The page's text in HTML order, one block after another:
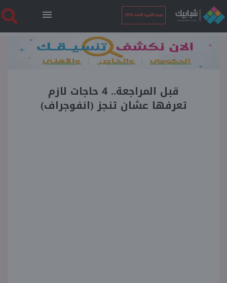
نتيجة الثانوية العامة 2026
الرئيسية
نتيجة الثانوية العامة 2026قبل المراجعة.. 4 حاجات لازم
تعرفها عشان تنجز (انفوجراف)